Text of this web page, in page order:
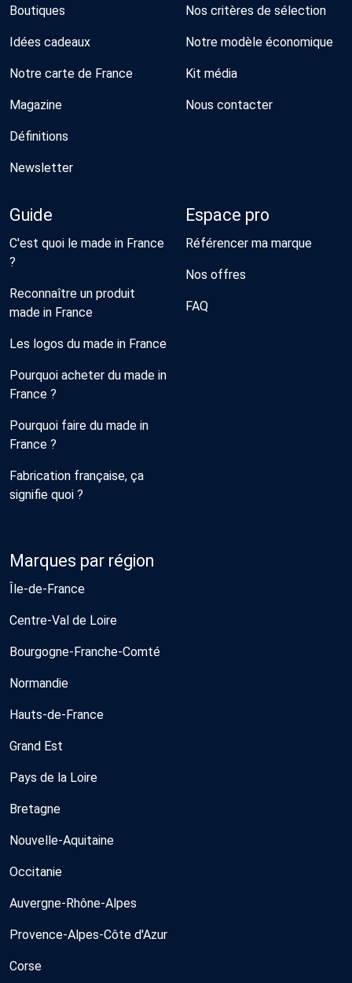
Boutiques
Idées cadeaux
Notre carte de France
Magazine
Définitions
Newsletter
Nos critères de sélection
Notre modèle économique
Kit média
Nous contacter
Guide
C'est quoi le made in France
?
Reconnaître un produit
made in France
Les logos du made in France
Pourquoi acheter du made in
France ?
Pourquoi faire du made in
France ?
Fabrication française, ça
signifie quoi ?
Espace pro
Référencer ma marque
Nos offres
FAQ
Marques par région
Île-de-France
Centre-Val de Loire
Bourgogne-Franche-Comté
Normandie
Hauts-de-France
Grand Est
Pays de la Loire
Bretagne
Nouvelle-Aquitaine
Occitanie
Auvergne-Rhône-Alpes
Provence-Alpes-Côte d'Azur
Corse